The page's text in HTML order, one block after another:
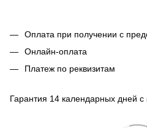
Оплата при получении с
Онлайн-оплата
Платеж по реквизитам
Гарантия 14 календарных дней с